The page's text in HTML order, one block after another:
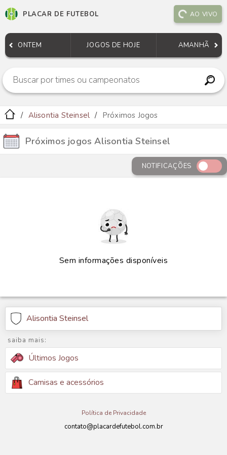
PLACAR DE FUTEBOL AO VIVO
ONTEM JOGOS DE HOJE AMANHÃ
Alisontia Steinsel Próximos Jogos
Próximos jogos Alisontia Steinsel
NOTIFICAÇÕES
Sem informações disponíveis
Alisontia Steinsel
saiba mais:
Últimos Jogos
Camisas e acessórios
Política de Privacidade
contato@placardefutebol.com.br